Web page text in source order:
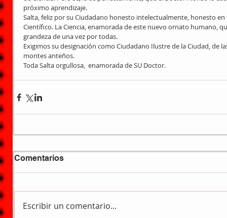
próximo aprendizaje.
Salta, feliz por su Ciudadano honesto intelectualmente, honesto
Científico. La Ciencia, enamorada de este nuevo ornato humano,
grandeza de una vez por todas.
Exigimos su designación como Ciudadano Ilustre de la Ciudad, de
montes anteños.
Toda Salta orgullosa,  enamorada de SU Doctor.
Comentarios
Escribir un comentario...